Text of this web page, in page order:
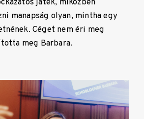
játék, miközben
manapság olyan, mintha egy
Céget nem éri meg
meg Barbara.